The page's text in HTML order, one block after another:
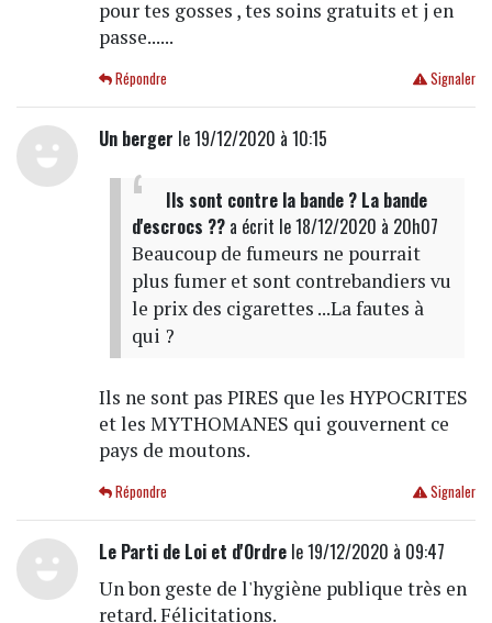
pour tes gosses , tes soins gratuits et j en
passe......
Signaler
Répondre
Un berger le 19/12/2020 à 10:15
Ils sont contre la bande ? La bande
d'escrocs ??a écrit le 18/12/2020 à 20h07
Beaucoup de fumeurs ne pourrait
plus fumer et sont contrebandiers vu
le prix des cigarettes ...La fautes à
qui ?
Ils ne sont pas PIRES que les HYPOCRITES
et les MYTHOMANES qui gouvernent ce
pays de moutons.
Signaler
Répondre
Le Parti de Loi et d'Ordrele 19/12/2020 à 09:47
Un bon geste de l'hygiène publique très en
retard. Félicitations.